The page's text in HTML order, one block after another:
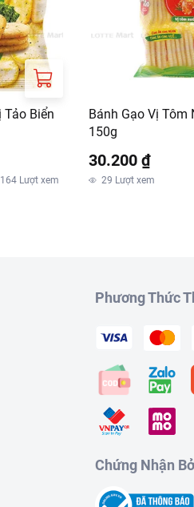
Tảo Biển
164 Lượt xem
Bánh Gạo Vị Tôm
150g
30.200 ₫
29 Lượt xem
Phương Thức
Chứng Nhận